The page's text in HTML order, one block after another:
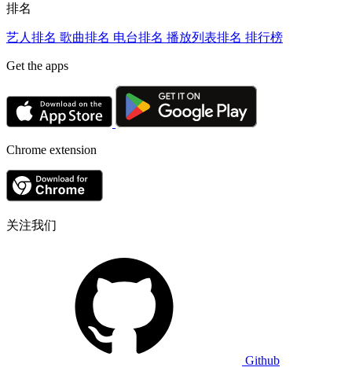
排名
艺人排名 歌曲排名 电台排名 播放列表排名 排行榜
Get the apps
Chrome extension
关注我们
Github